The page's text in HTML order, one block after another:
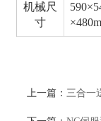
机械尺
寸
上一篇： 三合一